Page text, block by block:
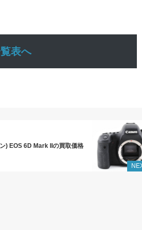
表へ
) EOS 6D Mark IIの買取価格